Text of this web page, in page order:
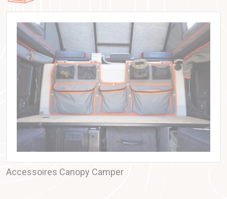
Accessoires Canopy Camper